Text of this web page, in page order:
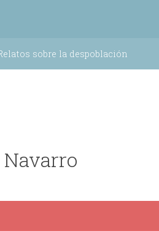
sobre la despoblación